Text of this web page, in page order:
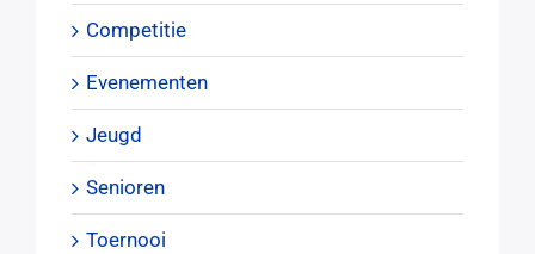
Competitie
Evenementen
Jeugd
Senioren
Toernooi